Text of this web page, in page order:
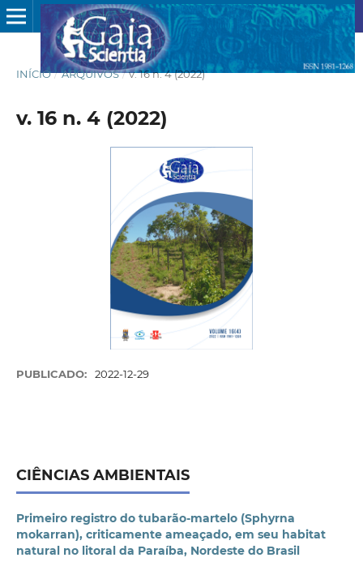
INÍCIO / ARQUIVOS / v. 16 n. 4 (2022)
v. 16 n. 4 (2022)
PUBLICADO: 2022-12-29
CIÊNCIAS AMBIENTAIS
Primeiro registro do tubarão-martelo (Sphyrna
mokarran), criticamente ameaçado, em seu habitat
natural no litoral da Paraíba, Nordeste do Brasil